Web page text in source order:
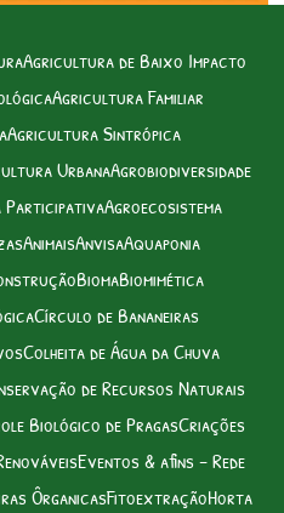
Agricultura de Baixo Impacto
Agricultura Familiar
Agricultura Sintrópica
UrbanaAgrobiodiversidade
ParticipativaAgroecosistema
AnimaisAnvisaAquaponia
BiomaBiomimética
Círculo de Bananeiras
Colheita de Água da Chuva
de Recursos Naturais
Biológico de PragasCriações
Eventos & afins – Rede
ÔrganicasFitoextraçãoHorta